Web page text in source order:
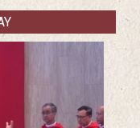
tới giữa Trung
Châu Âu